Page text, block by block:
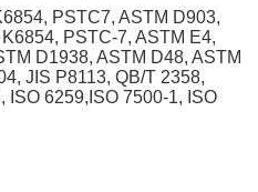
PSTC7, ASTM D903,
PSTC-7, ASTM E4,
D1938, ASTM D48, ASTM
JIS P8113, QB/T 2358,
ISO 6259, ISO 7500-1, ISO